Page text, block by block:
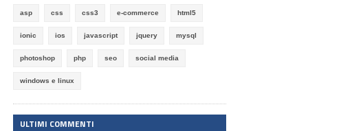
asp css css3 e-commerce html5
ionic ios javascript jquery mysql
photoshop php seo social media
windows e linux
ULTIMI COMMENTI